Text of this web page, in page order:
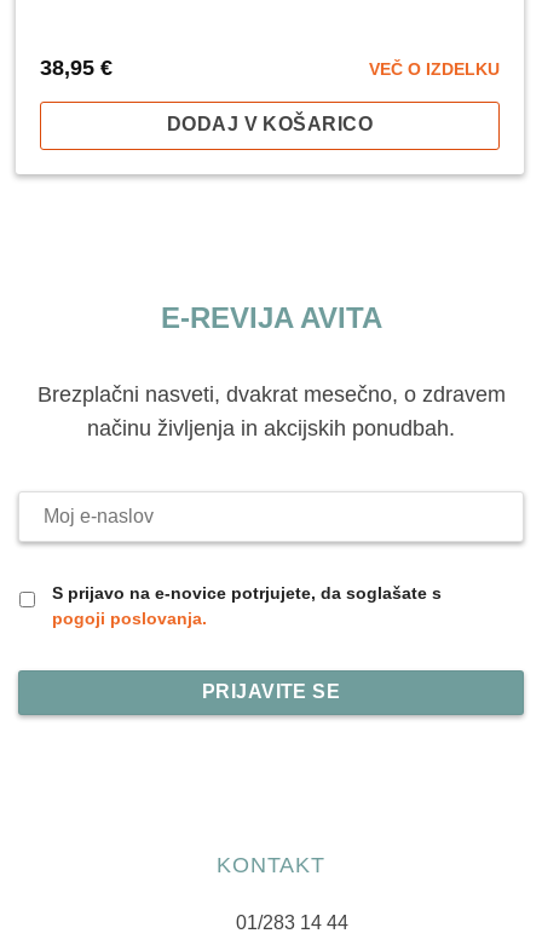
38,95 € VEČ O IZDELKU
DODAJ V KOŠARICO
E-REVIJA AVITA
Brezplačni nasveti, dvakrat mesečno, o zdravem
načinu življenja in akcijskih ponudbah.
naslov
S prijavo na e-novice potrjujete, da soglašate s
pogoji poslovanja.
KONTAKT
01/283 14 44